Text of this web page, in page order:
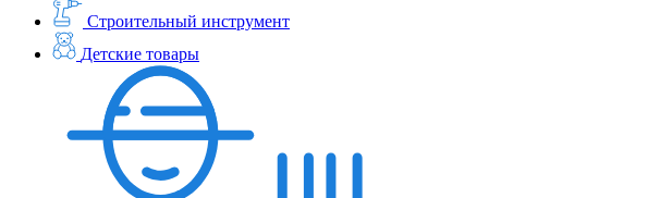
Строительный инструмент
Детские товары